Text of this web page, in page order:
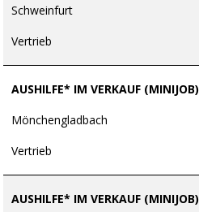
Schweinfurt
Vertrieb
AUSHILFE* IM VERKAUF (MINIJOB)
Mönchengladbach
Vertrieb
AUSHILFE* IM VERKAUF (MINIJOB)